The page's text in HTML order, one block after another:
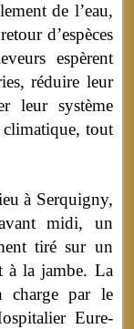
de l’eau,
d’espèces
espèrent
réduire leur
leur système
climatique, tout
à Serquigny,
midi, un
tiré sur un
à la jambe. La
charge par le
Eure-